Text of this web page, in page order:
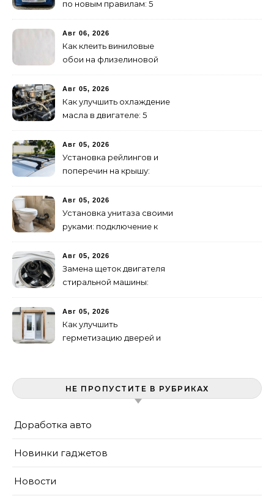
по новым правилам: 5
Авг 06, 2026
Как клеить виниловые
обои на флизелиновой
инструкция
Авг 05, 2026
Как улучшить охлаждение
масла в двигателе: 5
Авг 05, 2026
Установка рейлингов и
поперечин на крышу:
Авг 05, 2026
Установка унитаза своими
руками: подключение к
Авг 05, 2026
Замена щеток двигателя
стиральной машины:
Авг 05, 2026
Как улучшить
герметизацию дверей и
НЕ ПРОПУСТИТЕ В РУБРИКАХ
Доработка авто
Новинки гаджетов
Новости